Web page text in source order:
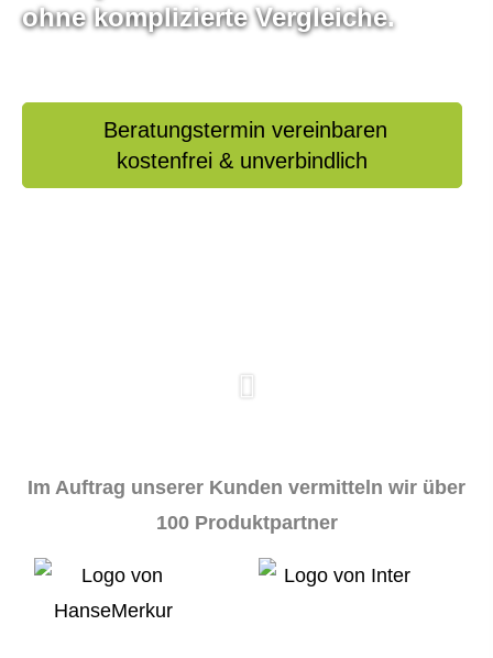
ohne komplizierte Vergleiche.
Beratungstermin vereinbaren
kostenfrei & unverbindlich
Im Auftrag unserer Kunden vermitteln wir über
100 Produktpartner